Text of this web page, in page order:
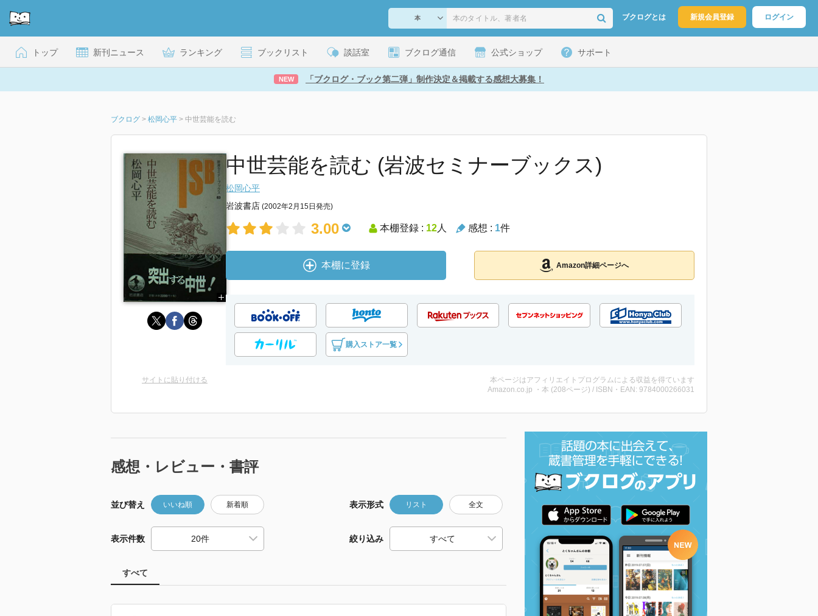
ブクログとは 新規会員登録 ログイン
トップ 新刊ニュース ランキング ブックリスト 談話室 ブクログ通信 公式ショップ サポート
NEW 「ブクログ・ブック第二弾」制作決定＆掲載する感想大募集！
ブクログ > 松岡心平 > 中世芸能を読む
中世芸能を読む (岩波セミナーブックス)
松岡心平
岩波書店 (2002年2月15日発売)
3.00 本棚登録 : 12人 感想 : 1件
本棚に登録 Amazon詳細ページへ
購入ストア一覧
サイトに貼り付ける
本ページはアフィリエイトプログラムによる収益を得ています
Amazon.co.jp ・本 (208ページ) / ISBN・EAN: 9784000266031
感想・レビュー・書評
並び替え いいね順 新着順 表示形式 リスト 全文
表示件数 絞り込み
すべて